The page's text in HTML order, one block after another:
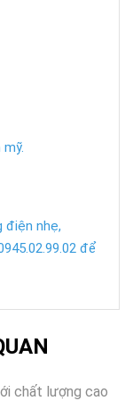
điện nhẹ,
để
chất lượng cao